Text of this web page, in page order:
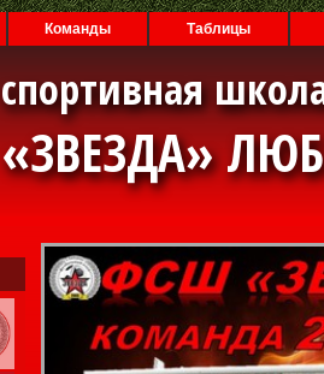
Команды Таблицы
спортивная
«ЗВЕЗДА»